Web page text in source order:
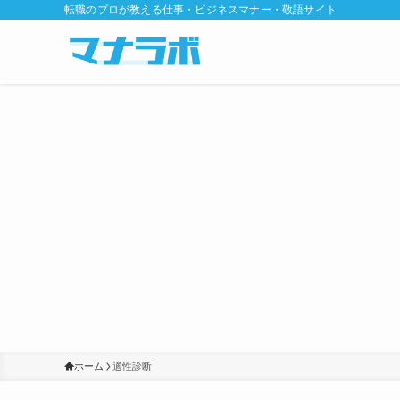
転職のプロが教える仕事・ビジネスマナー・敬語サイト
ホーム 適性診断